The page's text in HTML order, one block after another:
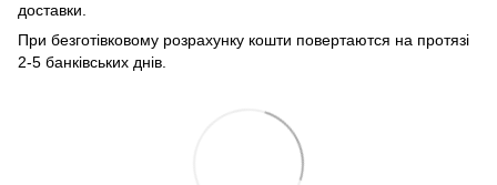
доставки.
При безготівковому розрахунку кошти повертаются на протязі
2-5 банківських днів.